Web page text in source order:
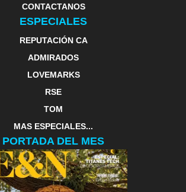
CONTACTANOS
ESPECIALES
REPUTACIÓN CA
ADMIRADOS
LOVEMARKS
RSE
TOM
MAS ESPECIALES...
PORTADA DEL MES